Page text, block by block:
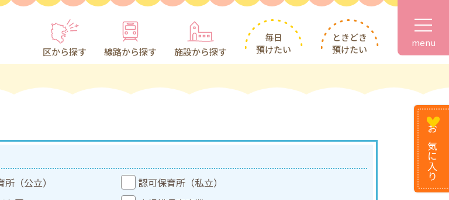
区から探す 線路から探す 施設から探す
毎日
預けたい
ときどき
預けたい
menu
お気に
入り
（公立）
認可保育所（私立）